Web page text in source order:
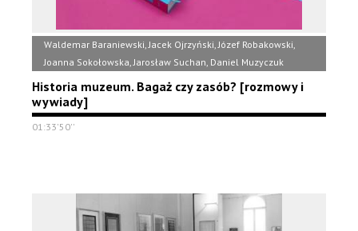
Waldemar Baraniewski, Jacek Ojrzyński, Józef Robakowski,
Joanna Sokołowska, Jarosław Suchan, Daniel Muzyczuk
Historia muzeum. Bagaż czy zasób? [rozmowy i
wywiady]
01:33'50''